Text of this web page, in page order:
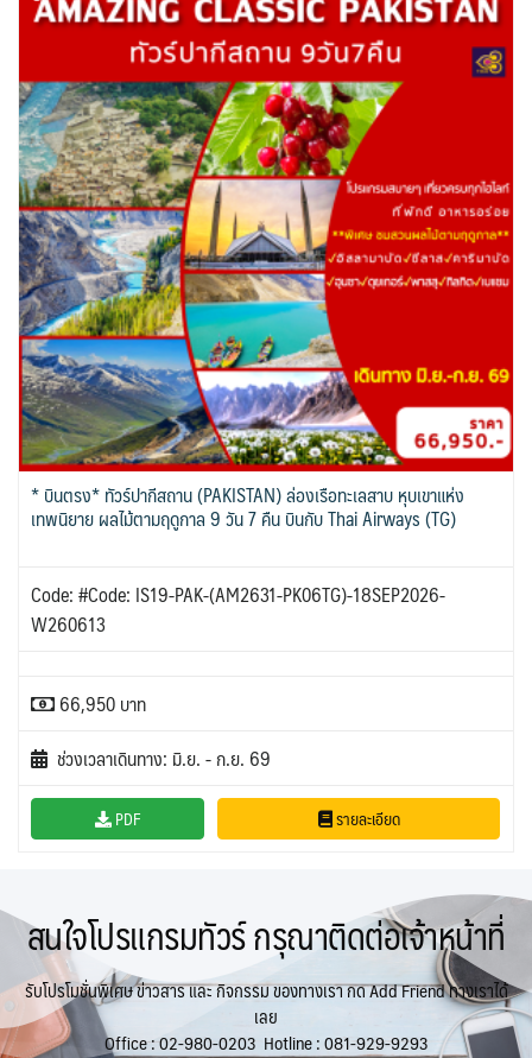
* บินตรง* ทัวร์ปากีสถาน (PAKISTAN) ล่องเรือทะเลสาบ หุบเขาแห่ง
เทพนิยาย ผลไม้ตามฤดูกาล 9 วัน 7 คืน บินกับ Thai Airways (TG)
Code: #Code: IS19-PAK-(AM2631-PK06TG)-18SEP2026-
W260613
66,950 บาท
ช่วงเวลาเดินทาง: มิ.ย. - ก.ย. 69
PDF รายละเอียด
สนใจโปรแกรมทัวร์ กรุณาติดต่อเจ้าหน้าที่
รับโปรโมชั่นพิเศษ ข่าวสาร และ กิจกรรม ของทางเรา กด Add Friend ทางเราได้
เลย
Office :02-980-0203 Hotline :081-929-9293